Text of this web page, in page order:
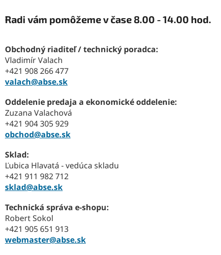
Radi vám pomôžeme v čase 8.00 - 14.00 hod.
Obchodný riaditeľ / technický poradca:
Vladimír Valach
+421 908 266 477
valach@abse.sk
Oddelenie predaja a ekonomické oddelenie:
Zuzana Valachová
+421 904 305 929
obchod@abse.sk
Sklad:
Ľubica Hlavatá - vedúca skladu
+421 911 982 712
sklad@abse.sk
Technická správa e-shopu:
Robert Sokol
+421 905 651 913
webmaster@abse.sk